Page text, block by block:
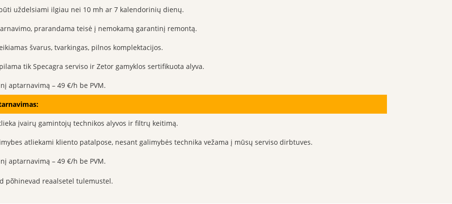
uždelsiami ilgiau nei 10 mh ar 7 kalendorinių dienų.
prarandama teisė į nemokamą garantinį remontą.
švarus, tvarkingas, pilnos komplektacijos.
tik Specagra serviso ir Zetor gamyklos sertifikuota alyva.
aptarnavimą – 49 €/h be PVM.
įvairų gamintojų technikos alyvos ir filtrų keitimą.
atliekami kliento patalpose, nesant galimybės technika vežama į mūsų serviso dirbtuves.
aptarnavimą – 49 €/h be PVM.
põhinevad reaalsetel tulemustel.